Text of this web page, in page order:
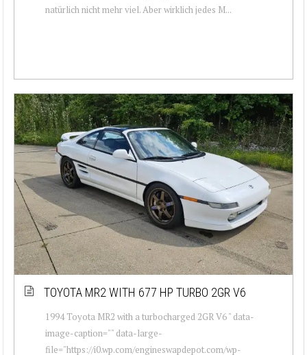
natürlich nicht mehr viel. Aber wirklich jedes M...
TOYOTA MR2 WITH 677 HP TURBO 2GR V6
1994 Toyota MR2 with a turbocharged 2GR V6 " data-
image-caption="" data-large-
file="https://i0.wp.com/engineswapdepot.com/wp-